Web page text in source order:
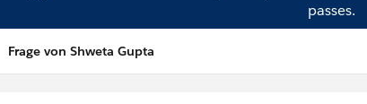
passes.
Frage von Shweta Gupta